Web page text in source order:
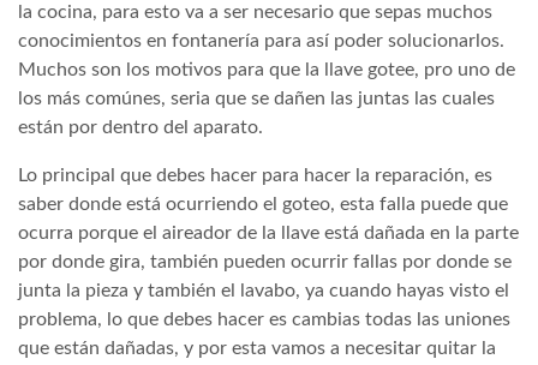
la cocina, para esto va a ser necesario que sepas muchos
conocimientos en fontanería para así poder solucionarlos.
Muchos son los motivos para que la llave gotee, pro uno de
los más comúnes, seria que se dañen las juntas las cuales
están por dentro del aparato.
Lo principal que debes hacer para hacer la reparación, es
saber donde está ocurriendo el goteo, esta falla puede que
ocurra porque el aireador de la llave está dañada en la parte
por donde gira, también pueden ocurrir fallas por donde se
junta la pieza y también el lavabo, ya cuando hayas visto el
problema, lo que debes hacer es cambias todas las uniones
que están dañadas, y por esta vamos a necesitar quitar la